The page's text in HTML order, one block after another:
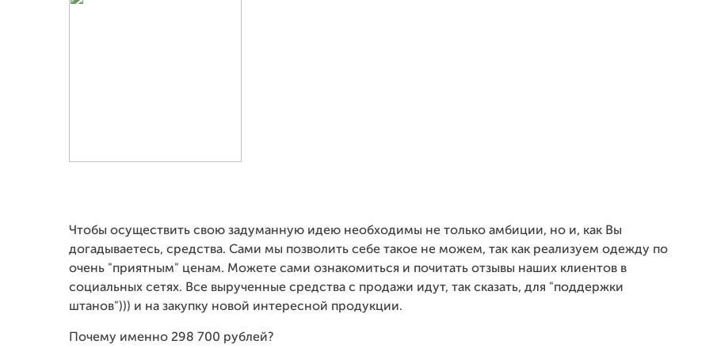
Чтобы осуществить свою задуманную идею необходимы не только амбиции, но и, как Вы
догадываетесь, средства. Сами мы позволить себе такое не можем, так как реализуем одежду по
очень "приятным" ценам. Можете сами ознакомиться и почитать отзывы наших клиентов в
социальных сетях. Все вырученные средства с продажи идут, так сказать, для "поддержки
штанов"))) и на закупку новой интересной продукции.
Почему именно 298 700 рублей?